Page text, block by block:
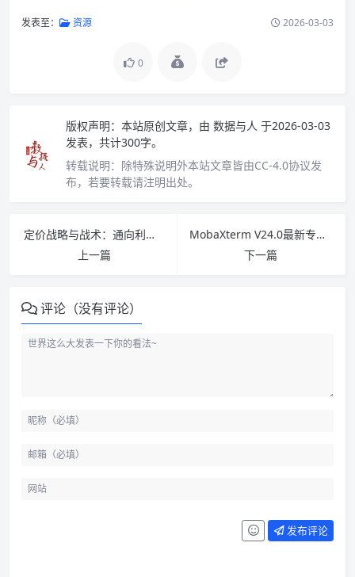
发表至： 资源 2026-03-03
0
版权声明： 本站原创文章，由 数据与人 于2026-03-03
发表，共计300字。
转载说明： 除特殊说明外本站文章皆由CC-4.0协议发
布，若要转载请注明出处。
定价战略与战术：通向利润增长之路(第五版) PDF下载
上一篇
MobaXterm V24.0最新专业版破解版下载
下一篇
评论（没有评论）
发布评论